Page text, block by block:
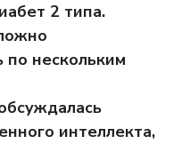
2 типа.
по нескольким
интеллекта,